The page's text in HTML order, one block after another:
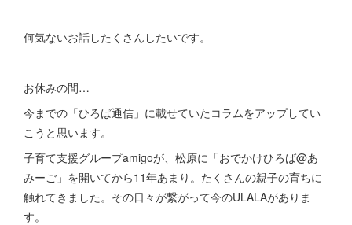
何気ないお話したくさんしたいです。
お休みの間…
今までの「ひろば通信」に載せていたコラムをアップしてい
こうと思います。
子育て支援グループamigoが、松原に「おでかけひろば@あ
みーご」を開いてから11年あまり。たくさんの親子の育ちに
触れてきました。その日々が繋がって今のULALAがありま
す。